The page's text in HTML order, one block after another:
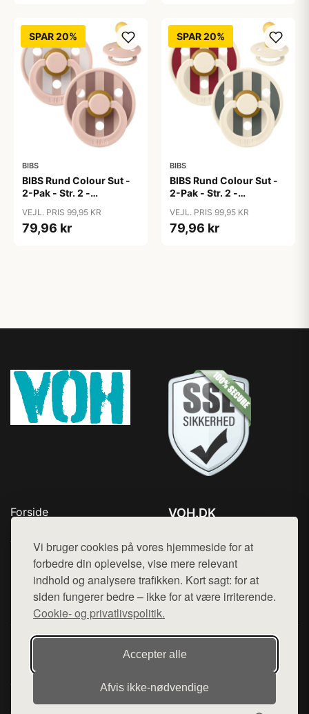
Vi bruger cookies på vores hjemmeside for at
forbedre din oplevelse, vise mere relevant
indhold og analysere trafikken. Kort sagt: for at
siden fungerer bedre – ikke for at være irriterende.
Cookie- og privatlivspolitik.
Accepter alle
Afvis ikke‑nødvendige
SPAR 20%
BIBS
BIBS Rund Colour Sut -
2-Pak - Str. 2 -
Studio - Blush Mix
VEJL. PRIS 99,95 KR
79,96 kr
SPAR 20%
BIBS
BIBS Rund Colour Sut -
2-Pak - Str. 2 -
Studio - Ruby/Pine Mix
VEJL. PRIS 99,95 KR
79,96 kr
Forside
Top Rabatter
Kontakt
VOH.DK
Mail: hej@want.dk
Cookie- og privatlivspolitik
Denne side er en del af want.dk, der udgiver en række
hjemmesider med præsentation af forskellige produkter fra
diverse webshops. Der sælges ikke varer fra denne side - vi
henviser til de shops, som sælger varen. Vi har heller ikke